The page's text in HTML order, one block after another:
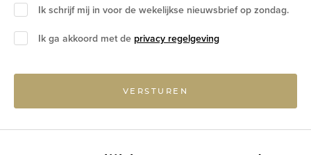
Ik schrijf mij in voor de wekelijkse nieuwsbrief op zondag.
Ik ga akkoord met de privacy regelgeving
VERSTUREN